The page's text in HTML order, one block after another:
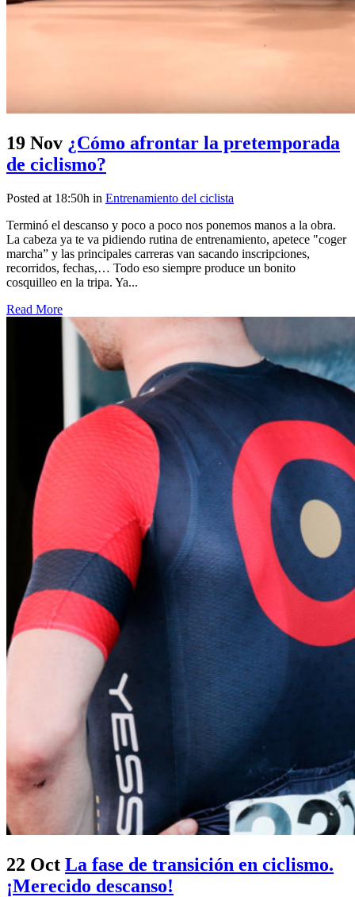
19 Nov ¿Cómo afrontar la pretemporada
de ciclismo?
Posted at 18:50h in Entrenamiento del ciclista
Terminó el descanso y poco a poco nos ponemos manos a la obra.
La cabeza ya te va pidiendo rutina de entrenamiento, apetece "coger
marcha” y las principales carreras van sacando inscripciones,
recorridos, fechas,… Todo eso siempre produce un bonito
cosquilleo en la tripa. Ya...
Read More
22 Oct La fase de transición en ciclismo.
¡Merecido descanso!